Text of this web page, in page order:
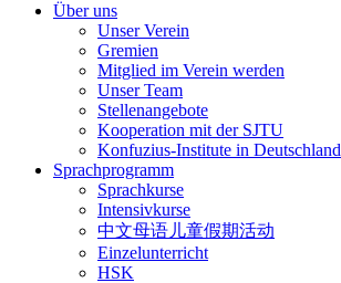
Über uns
Unser Verein
Gremien
Mitglied im Verein werden
Unser Team
Stellenangebote
Kooperation mit der SJTU
Konfuzius-Institute in Deutschland
Sprachprogramm
Sprachkurse
Intensivkurse
中文母语儿童假期活动
Einzelunterricht
HSK